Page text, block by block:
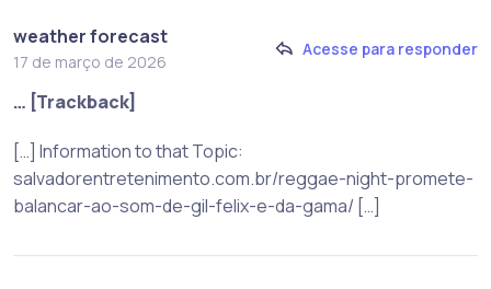
weather forecast
17 de março de 2026
Acesse para responder
… [Trackback]
[…] Information to that Topic:
salvadorentretenimento.com.br/reggae-night-promete-
balancar-ao-som-de-gil-felix-e-da-gama/ […]